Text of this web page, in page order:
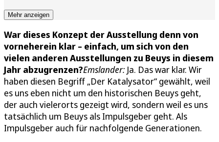
Mehr anzeigen
War dieses Konzept der Ausstellung denn von
vorneherein klar – einfach, um sich von den
vielen anderen Ausstellungen zu Beuys in diesem
Jahr abzugrenzen?Emslander: Ja. Das war klar. Wir
haben diesen Begriff „Der Katalysator“ gewählt, weil
es uns eben nicht um den historischen Beuys geht,
der auch vielerorts gezeigt wird, sondern weil es uns
tatsächlich um Beuys als Impulsgeber geht. Als
Impulsgeber auch für nachfolgende Generationen.